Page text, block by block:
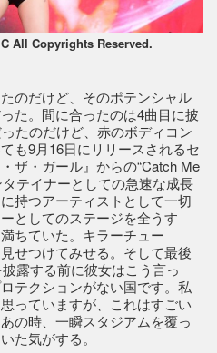
All Copyrights Reserved.
のだけど、そのポテンシャル
た。間に合ったのは4曲目に披
たのだけど、赤のボディコン
も9月16日にリリースされるセ
ザ・ガール』からの“Catch Me
テイナーとしての急速な成長
持つアーティストとして一切
としてのステージを全うす
ちていた。キラーチュー
せつけてみせる。そして最後
露する前に彼女はこう言っ
テクションがない国です。私
っていますが、これはすごい
の時、一瞬スタジアムを覆っ
た気がする。